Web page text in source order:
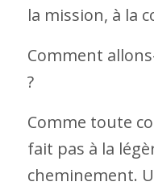
la mission, à la
Comment
?
Comme toute
fait pas à la
cheminement.